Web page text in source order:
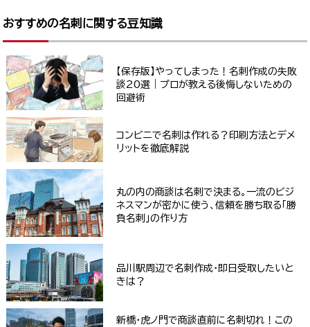
おすすめの名刺に関する豆知識
【保存版】やってしまった！名刺作成の失敗
談20選｜プロが教える後悔しないための
回避術
コンビニで名刺は作れる？印刷方法とデメ
リットを徹底解説
丸の内の商談は名刺で決まる。一流のビジ
ネスマンが密かに使う、信頼を勝ち取る「勝
負名刺」の作り方
品川駅周辺で名刺作成・即日受取したいと
きは？
新橋・虎ノ門で商談直前に名刺切れ！この